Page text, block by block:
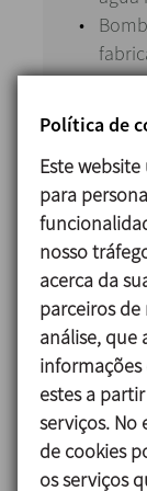
O
A
ecrã
garantir
Toda a
padrões
Política de
Este
para
nosso
acerca da
parceiros de
análise, que
estes a
serviços.
de cookies
os serviços